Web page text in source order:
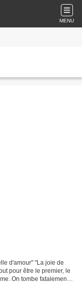
MENU
d'amour" "La joie de
pour être le premier, le
On tombe fatalement